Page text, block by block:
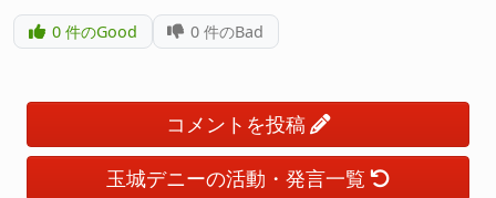
0件のGood 0 件のBad
コメントを投稿
玉城デニーの活動・発言一覧